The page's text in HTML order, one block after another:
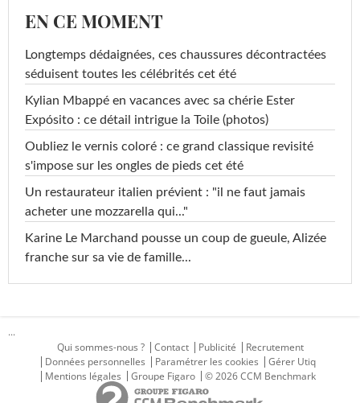
EN CE MOMENT
Longtemps dédaignées, ces chaussures décontractées
séduisent toutes les célébrités cet été
Kylian Mbappé en vacances avec sa chérie Ester
Expósito : ce détail intrigue la Toile (photos)
Oubliez le vernis coloré : ce grand classique revisité
s'impose sur les ongles de pieds cet été
Un restaurateur italien prévient : "il ne faut jamais
acheter une mozzarella qui..."
Karine Le Marchand pousse un coup de gueule, Alizée
franche sur sa vie de famille...
...
Qui sommes-nous ?
Contact Publicité
Recrutement
Données personnelles
Paramétrer les cookies
Gérer Utiq
Mentions légales
Groupe Figaro © 2026 CCM Benchmark